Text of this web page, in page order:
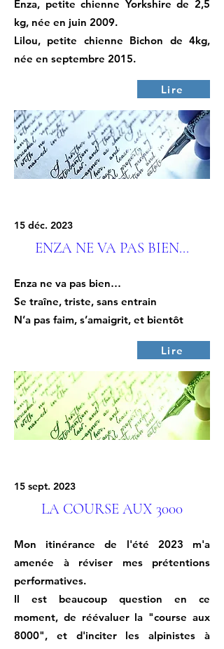
Enza, petite chienne Yorkshire de 2,5
kg, née en juin 2009.
Lilou, petite chienne Bichon de 4kg,
née en septembre 2015.
Lire
15 déc. 2023
ENZA NE VA PAS BIEN...
Enza ne va pas bien…
Se traîne, triste, sans entrain
N’a pas faim, s’amaigrit, et bientôt
Lire
15 sept. 2023
LA COURSE AUX 3000
Mon itinérance de l'été 2023 m'a
amenée à réviser mes prétentions
performatives.
Il est beaucoup question en ce
moment, de réévaluer la "course aux
8000", et d'inciter les alpinistes à